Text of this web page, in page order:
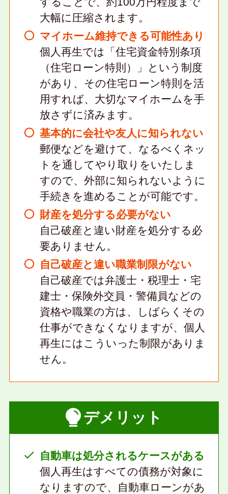
大幅に圧縮されます。
マイホーム維持できる可能性あり
個人再生では「住宅資金特別条項
（住宅ローン特則）」という制度
があり、その住宅ローン特則を活
用すれば、大切なマイホームを手
放さずに済みます。
基本的に会社や友人に知られない
郵便などを避けて、なるべくネッ
トを通してやり取りをいたしま
すので、外部に知られないように
手続きを進めることが可能です。
財産を処分する必要がない
自己破産と違い財産を処分する必
要ありません。
自己破産と違い職業制限がない
自己破産では弁護士・税理士・宅
建士・保険外交員・警備員などの
資格や職業の方は、しばらくその
仕事ができなくなりますが、個人
再生にはこういった制限がありま
せん。
デメリット
自動車は処分されるケースがある
個人再生はすべての債務が対象に
なりますので、自動車ローンがあ